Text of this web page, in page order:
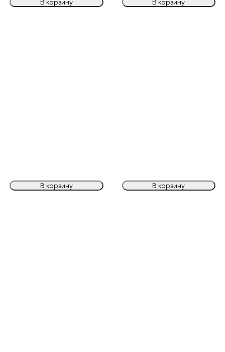
В корзину В корзину
В корзину В корзину